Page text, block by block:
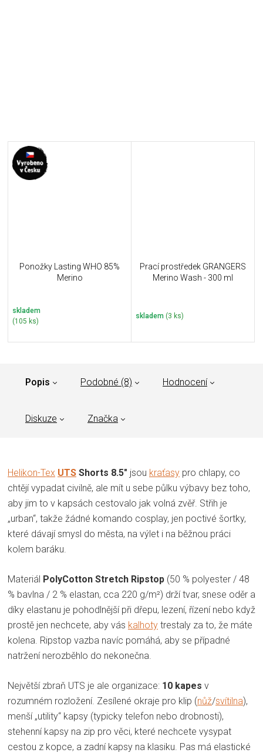
Ponožky Lasting WHO 85%
Merino
skladem
(105 ks)
Prací prostředek GRANGERS
Merino Wash - 300 ml
skladem (3 ks)
Popis Podobné (8) Hodnocení
Diskuze Značka
Helikon-Tex UTS Shorts 8.5" jsou kraťasy pro chlapy, co
chtějí vypadat civilně, ale mít u sebe půlku výbavy bez toho,
aby jim to v kapsách cestovalo jak volná zvěř. Střih je
„urban“, takže žádné komando cosplay, jen poctivé šortky,
které dávají smysl do města, na výlet i na běžnou práci
kolem baráku.
Materiál PolyCotton Stretch Ripstop (50 % polyester / 48
% bavlna / 2 % elastan, cca 220 g/m²) drží tvar, snese oděr a
díky elastanu je pohodlnější při dřepu, lezení, řízení nebo když
prostě jen nechcete, aby vás kalhoty trestaly za to, že máte
kolena. Ripstop vazba navíc pomáhá, aby se případné
natržení nerozběhlo do nekonečna.
Největší zbraň UTS je ale organizace: 10 kapes v
rozumném rozložení. Zesílené okraje pro klip (nůž/svítilna),
menší „utility“ kapsy (typicky telefon nebo drobnosti),
stehenní kapsy na zip pro věci, které nechcete vysypat
cestou z kopce, a zadní kapsy na klasiku. Pas má elastické